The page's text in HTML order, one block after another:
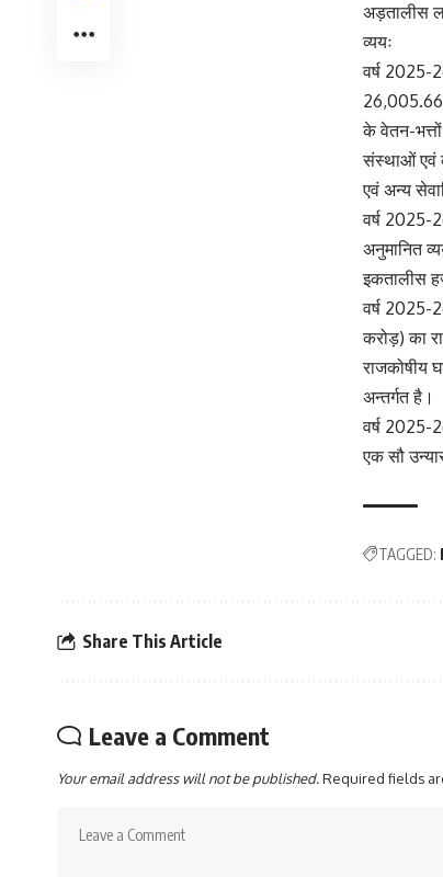
अड़तालीस
व्ययः
वर्ष 2025-
26,005.66
के वेतन-
संस्थाओं एवं
एवं अन्य
वर्ष 2025-
अनुमानित
इकतालीस
वर्ष 2025-
करोड़) का
राजकोषीय
अन्तर्गत है।
वर्ष 2025-
एक सौ
TAGGED:
Share This Article
Leave a Comment
Your email address will not be published.Required fields